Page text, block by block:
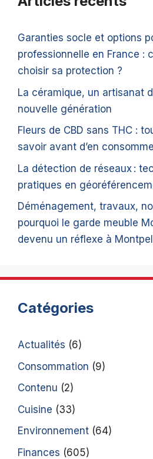
Garanties socle et options
professionnelle en France :
choisir sa protection ?
La céramique, un artisanat
nouvelle génération
Fleurs de CBD sans THC :
savoir avant d’en
La détection de réseaux :
pratiques en
Déménagement, travaux,
pourquoi le garde meuble
devenu un réflexe à
Catégories
Actualités (6)
Consommation (9)
Contenu (2)
Cuisine (33)
Environnement (64)
Finances (605)